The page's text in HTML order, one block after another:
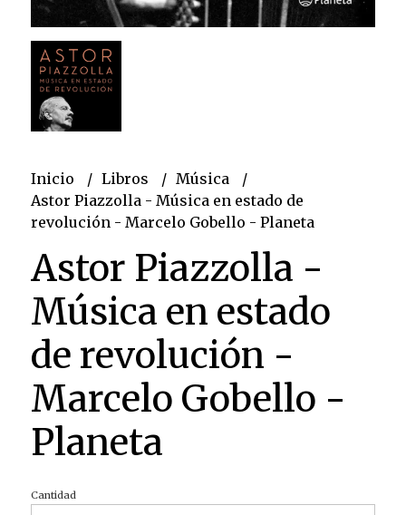
Inicio Libros
Música
Astor Piazzolla - Música en estado de
revolución - Marcelo Gobello - Planeta
Astor Piazzolla -
Música en estado
de revolución -
Marcelo Gobello -
Planeta
Cantidad